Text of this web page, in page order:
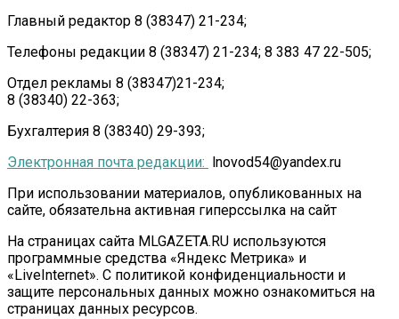
Главный редактор 8 (38347) 21-234;
Телефоны редакции 8 (38347) 21-234; 8 383 47 22-505;
Отдел рекламы 8 (38347)21-234;
8 (38340) 22-363;
Бухгалтерия 8 (38340) 29-393;
Электронная почта редакции:
lnovod54@yandex.ru
При использовании материалов, опубликованных на
сайте, обязательна активная гиперссылка на сайт
На страницах сайта MLGAZETA.RU используются
программные средства «Яндекс Метрика» и
«LiveInternet». С политикой конфиденциальности и
защите персональных данных можно ознакомиться на
страницах данных ресурсов.